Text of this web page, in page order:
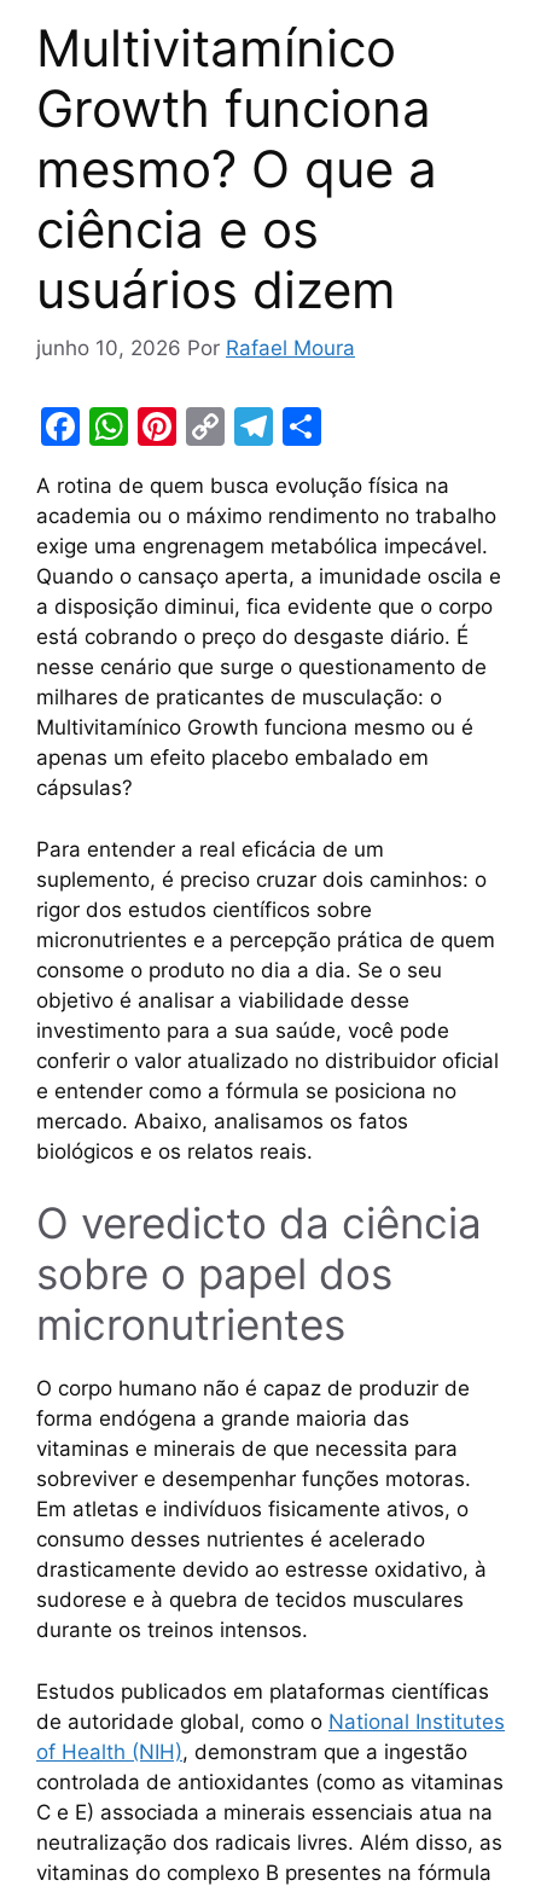
Multivitamínico
Growth funciona
mesmo? O que a
ciência e os
usuários dizem
junho 10, 2026 Por Rafael Moura
F
a
c
e
b
o
o
k
W
h
at
s
A
p
p
Pi
nt
er
e
st
C
p
y
Li
n
k
T
e
gr
a
m
h
ar
e
A rotina de quem busca evolução física na
academia ou o máximo rendimento no trabalho
exige uma engrenagem metabólica impecável.
Quando o cansaço aperta, a imunidade oscila e
a disposição diminui, fica evidente que o corpo
está cobrando o preço do desgaste diário. É
nesse cenário que surge o questionamento de
milhares de praticantes de musculação: o
Multivitamínico Growth funciona mesmo ou é
apenas um efeito placebo embalado em
cápsulas?
Para entender a real eficácia de um
suplemento, é preciso cruzar dois caminhos: o
rigor dos estudos científicos sobre
micronutrientes e a percepção prática de quem
consome o produto no dia a dia. Se o seu
objetivo é analisar a viabilidade desse
investimento para a sua saúde, você pode
conferir o valor atualizado no distribuidor oficial
e entender como a fórmula se posiciona no
mercado. Abaixo, analisamos os fatos
biológicos e os relatos reais.
O veredicto da ciência
sobre o papel dos
micronutrientes
O corpo humano não é capaz de produzir de
forma endógena a grande maioria das
vitaminas e minerais de que necessita para
sobreviver e desempenhar funções motoras.
Em atletas e indivíduos fisicamente ativos, o
consumo desses nutrientes é acelerado
drasticamente devido ao estresse oxidativo, à
sudorese e à quebra de tecidos musculares
durante os treinos intensos.
Estudos publicados em plataformas científicas
de autoridade global, como o National Institutes
of Health (NIH), demonstram que a ingestão
controlada de antioxidantes (como as vitaminas
C e E) associada a minerais essenciais atua na
neutralização dos radicais livres. Além disso, as
vitaminas do complexo B presentes na fórmula